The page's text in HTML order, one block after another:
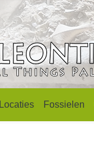
Locaties Fossielen